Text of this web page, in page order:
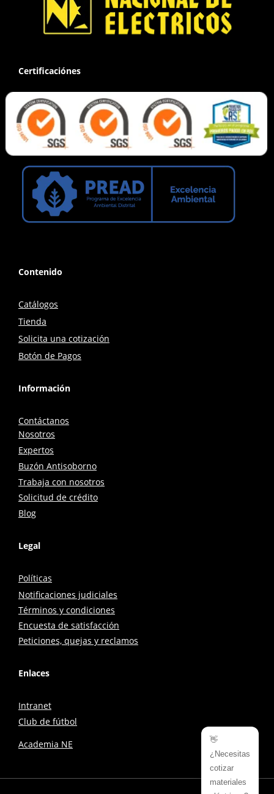
Certificaciónes
Contenido
Catálogos
Tienda
Solicita una cotización
Botón de Pagos
Información
Contáctanos
Nosotros
Expertos
Buzón Antisoborno
Trabaja con nosotros
Solicitud de crédito
Blog
Legal
Políticas
Notificaciones judiciales
Términos y condiciones
Encuesta de satisfacción
Peticiones, quejas y reclamos
Enlaces
Intranet
Club de fútbol
Academia NE
👋
¿Necesitas
cotizar
materiales